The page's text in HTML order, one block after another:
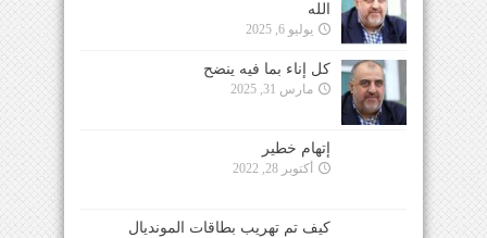
الله
يوليو 6, 2025
كل إناء بما فيه ينضح
مارس 31, 2025
إتهام خطير
أكتوبر 28, 2022
كيف تم تهريب بطاقات المونديال